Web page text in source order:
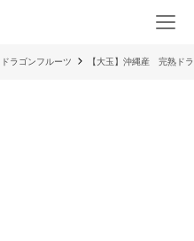
ドラゴンフルーツ 【大玉】沖縄産 完熟ド